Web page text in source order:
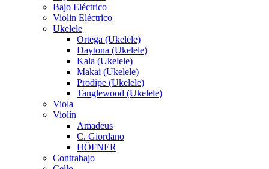
Bajo Eléctrico
Violin Eléctrico
Ukelele
Ortega (Ukelele)
Daytona (Ukelele)
Kala (Ukelele)
Makai (Ukelele)
Prodipe (Ukelele)
Tanglewood (Ukelele)
Viola
Violín
Amadeus
C. Giordano
HÖFNER
Contrabajo